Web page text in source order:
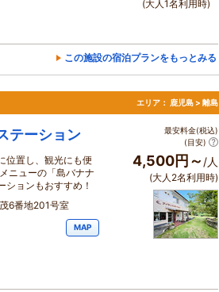
(大人1名利用時)
この施設の宿泊プランをもっとみる
エリア： 鹿児島 > 離島
テーション
位置し、観光にも便
ニューの「島バナナ
ションもおすすめ！
6番地201号室
MAP
最安料金(税込)
(目安)
4,500円～ /人
(大人2名利用時)